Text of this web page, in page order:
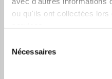
ou qu'ils ont collectées
Nécessaires
5- Amazon